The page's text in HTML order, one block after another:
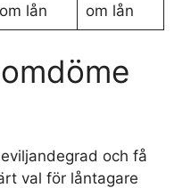
om lån
om lån
och få
val för låntagare